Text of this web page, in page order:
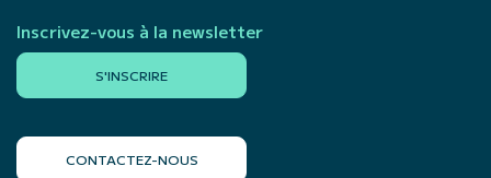
Inscrivez-vous à la newsletter
S'INSCRIRE
CONTACTEZ-NOUS